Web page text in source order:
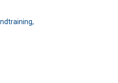
bist und wähle das
bist und wähle das
Spambot bist und wähle das
bist und wähle das
bist und wähle das